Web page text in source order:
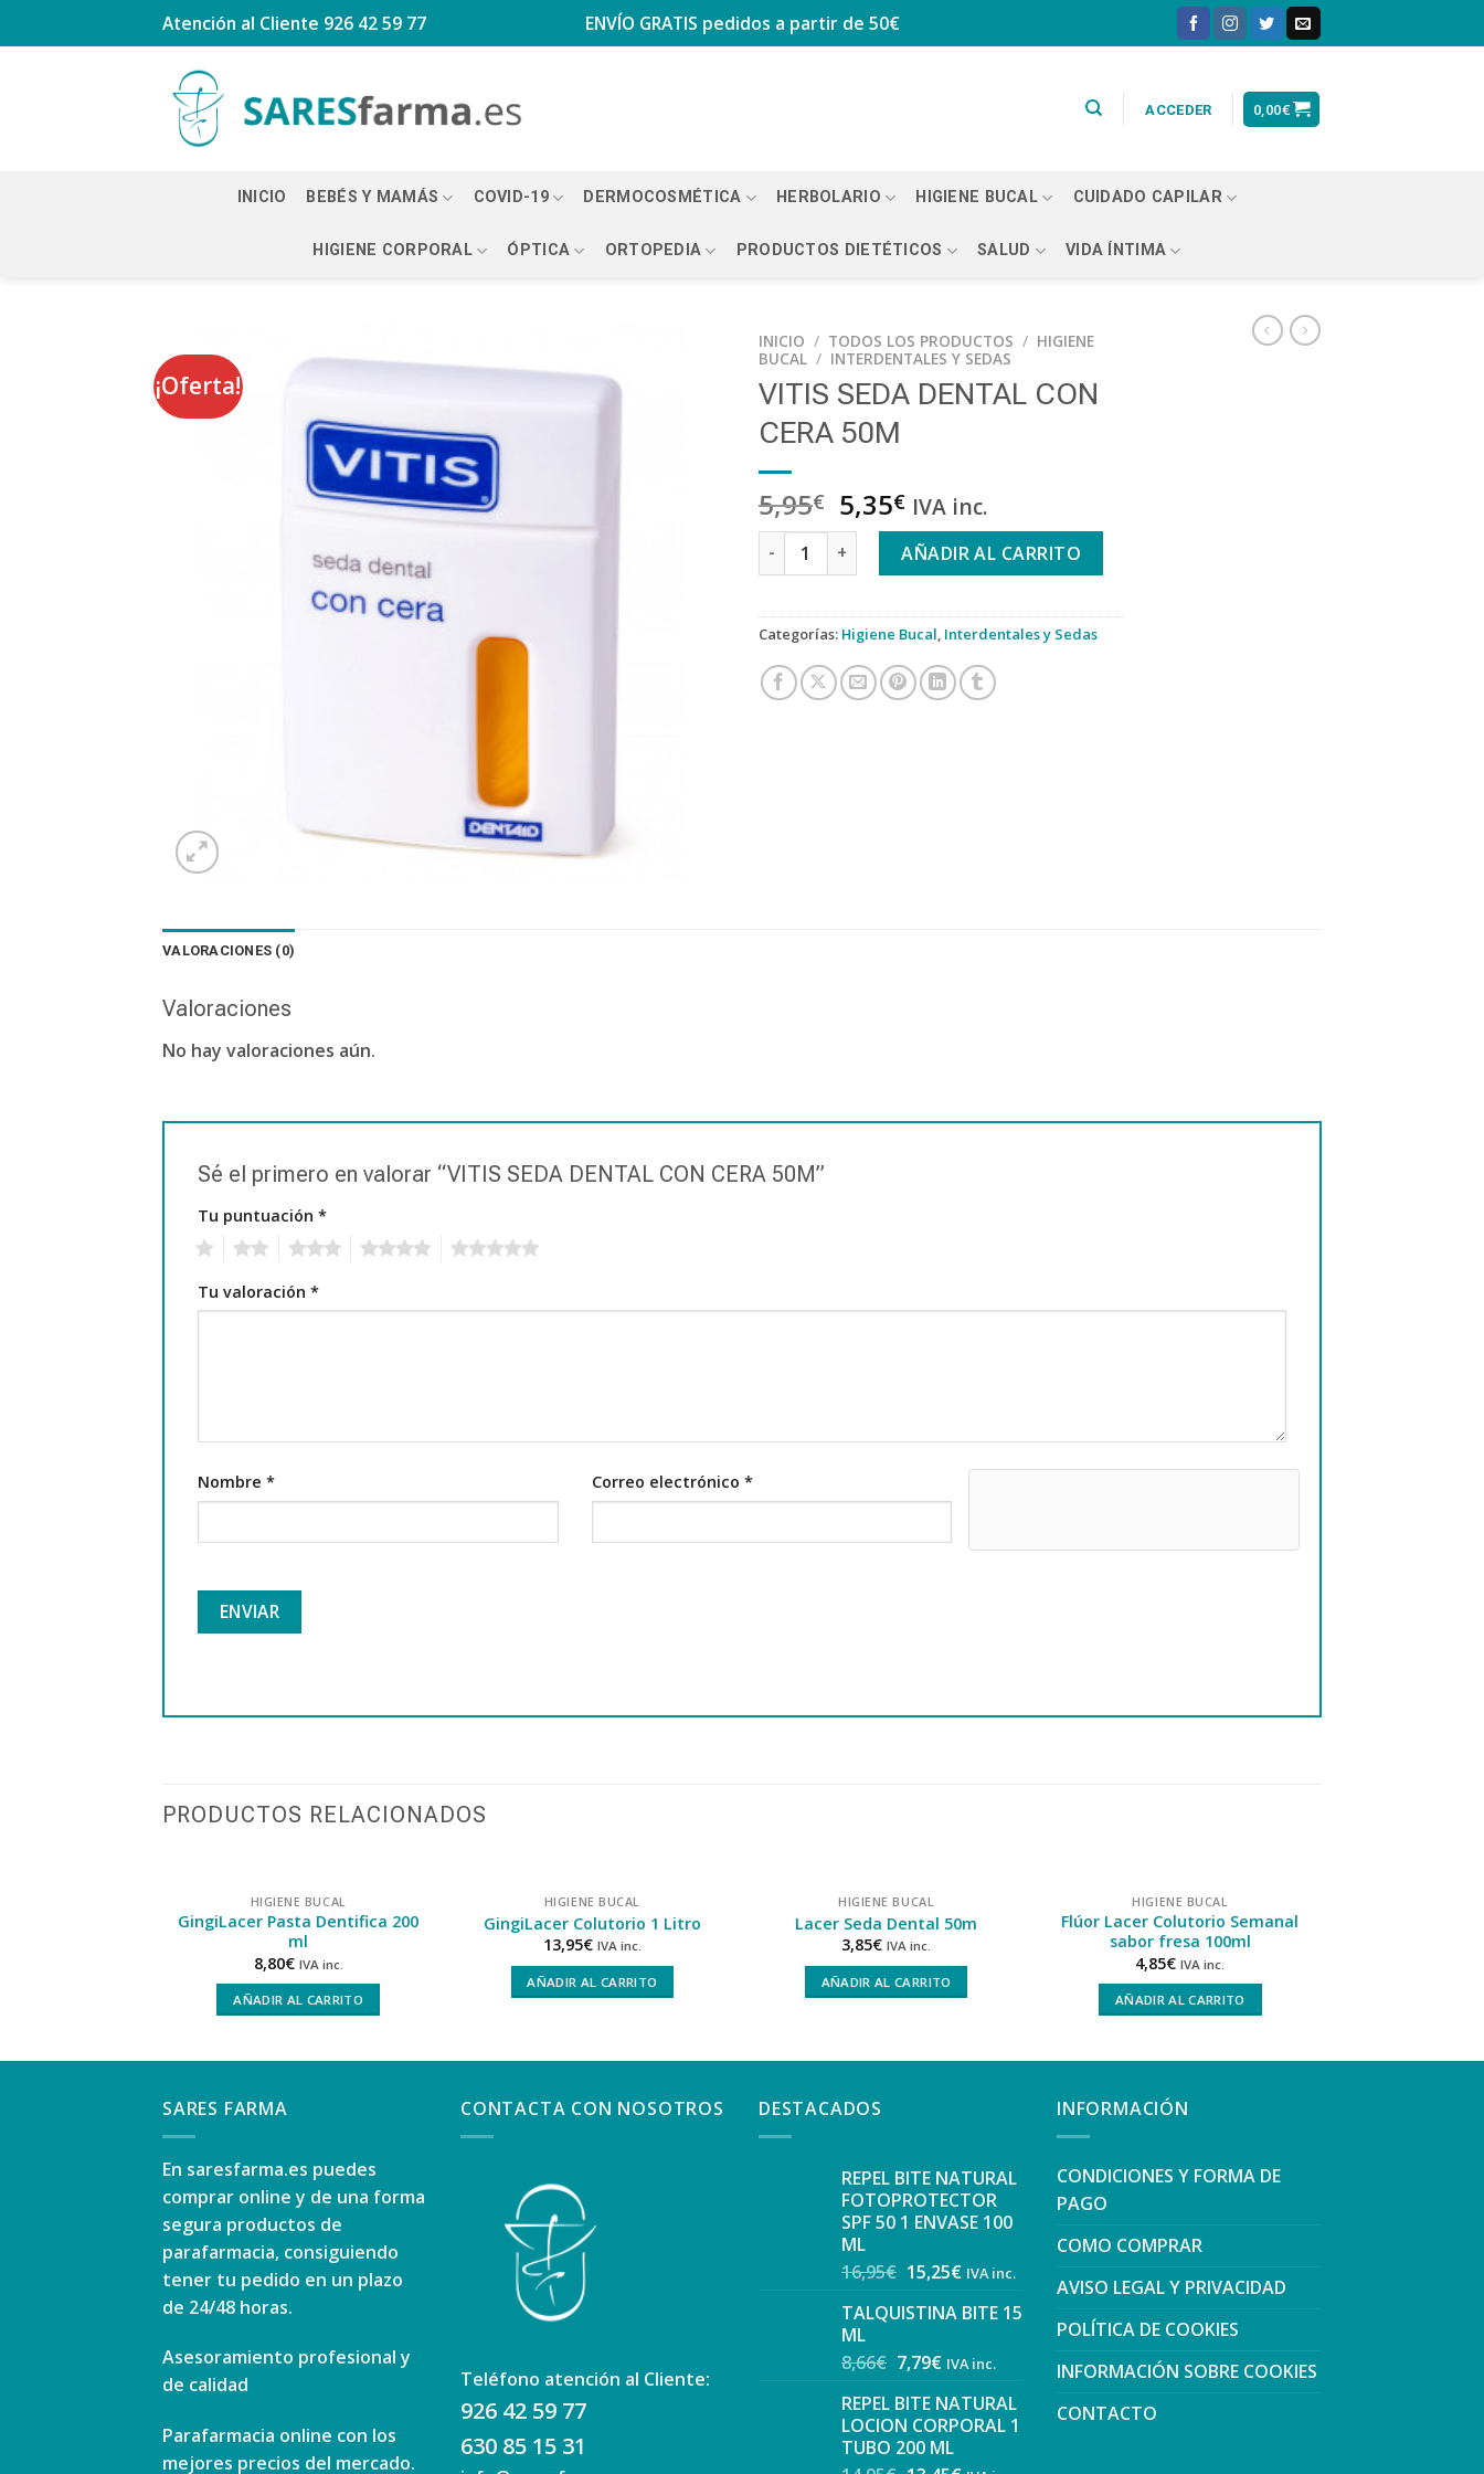
Atención al Cliente 926 42 59 77 ENVÍO GRATIS pedidos a partir de 50€
ACCEDER 0,00€
INICIO BEBÉS Y MAMÁS COVID-19 DERMOCOSMÉTICA HERBOLARIO HIGIENE BUCAL CUIDADO CAPILAR
HIGIENE CORPORAL ÓPTICA ORTOPEDIA PRODUCTOS DIETÉTICOS SALUD VIDA ÍNTIMA
¡Oferta!
INICIO / TODOS LOS PRODUCTOS / HIGIENE
BUCAL / INTERDENTALES Y SEDAS
VITIS SEDA DENTAL CON
CERA 50M
5,95€ 5,35€ IVA inc.
VITIS SEDA DENTAL CON CERA 50M cantidad
AÑADIR AL CARRITO
Categorías: Higiene Bucal, Interdentales y Sedas
VALORACIONES (0)
Valoraciones
No hay valoraciones aún.
Sé el primero en valorar “VITIS SEDA DENTAL CON CERA 50M”
Tu puntuación *
Tu valoración *
Nombre * Correo electrónico *
PRODUCTOS RELACIONADOS
HIGIENE BUCAL
GingiLacer Pasta Dentifica 200
ml
8,80€ IVA inc.
AÑADIR AL CARRITO
HIGIENE BUCAL
GingiLacer Colutorio 1 Litro
13,95€ IVA inc.
AÑADIR AL CARRITO
HIGIENE BUCAL
Lacer Seda Dental 50m
3,85€ IVA inc.
AÑADIR AL CARRITO
HIGIENE BUCAL
Flúor Lacer Colutorio Semanal
sabor fresa 100ml
4,85€ IVA inc.
AÑADIR AL CARRITO
SARES FARMA
En saresfarma.es puedes
comprar online y de una forma
segura productos de
parafarmacia, consiguiendo
tener tu pedido en un plazo
de 24/48 horas.
Asesoramiento profesional y
de calidad
Parafarmacia online con los
mejores precios del mercado.
CONTACTA CON NOSOTROS
Teléfono atención al Cliente:
926 42 59 77
630 85 15 31
DESTACADOS
REPEL BITE NATURAL
FOTOPROTECTOR
SPF 50 1 ENVASE 100
ML
16,95€ 15,25€ IVA inc.
TALQUISTINA BITE 15
ML
8,66€ 7,79€ IVA inc.
REPEL BITE NATURAL
LOCION CORPORAL 1
TUBO 200 ML
INFORMACIÓN
CONDICIONES Y FORMA DE
PAGO
COMO COMPRAR
AVISO LEGAL Y PRIVACIDAD
POLÍTICA DE COOKIES
INFORMACIÓN SOBRE COOKIES
CONTACTO